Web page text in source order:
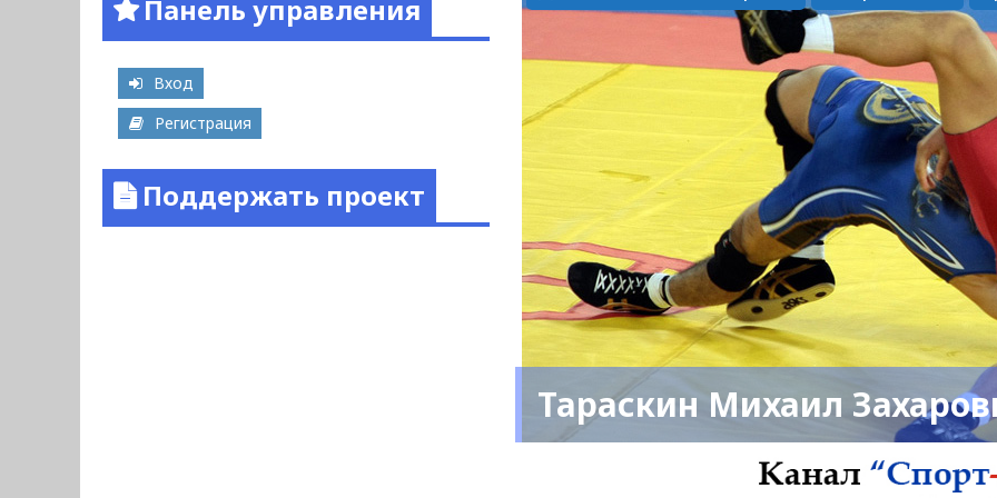
Тараскин Михаил
Панель управления
Вход
Регистрация
Поддержать проект